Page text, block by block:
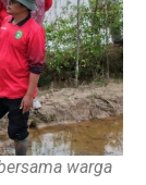
warga